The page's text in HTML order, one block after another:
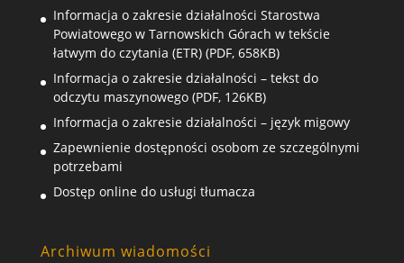
Informacja o zakresie działalności Starostwa
Powiatowego w Tarnowskich Górach w tekście
łatwym do czytania (ETR) (PDF, 658KB)
Informacja o zakresie działalności – tekst do
odczytu maszynowego (PDF, 126KB)
Informacja o zakresie działalności – język migowy
Zapewnienie dostępności osobom ze szczególnymi
potrzebami
Dostęp online do usługi tłumacza
Archiwum wiadomości